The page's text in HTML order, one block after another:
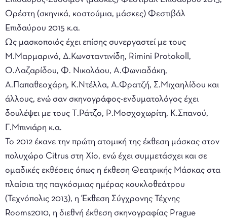
Ορέστη (σκηνικά, κοστούμια, μάσκες) Φεστιβάλ
Επιδαύρου 2015 κ.α.
Ως μασκοποιός έχει επίσης συνεργαστεί με τους
Μ.Μαρμαρινό, Δ.Κωνσταντινίδη, Rimini Protokoll,
Ο.Λαζαρίδου, Φ. Νικολάου, Α.Φωνιαδάκη,
Α.Παπαθεοχάρη, Κ.Ντέλλα, Α.Φρατζή, Σ.Μιχαηλίδου και
άλλους, ενώ σαν σκηνογράφος-ενδυματολόγος έχει
δουλέψει με τους Τ.Ράτζο, Ρ.Μοσχοχωρίτη, Κ.Σπανού,
Γ.Μπινιάρη κ.α.
Το 2012 έκανε την πρώτη ατομική της έκθεση μάσκας στον
πολυχώρο Citrus στη Χίο, ενώ έχει συμμετάσχει και σε
ομαδικές εκθέσεις όπως η έκθεση Θεατρικής Μάσκας στα
πλαίσια της παγκόσμιας ημέρας κουκλοθεάτρου
(Τεχνόπολις 2013), η Έκθεση Σύγχρονης Τέχνης
Rooms2010, η διεθνή έκθεση σκηνογραφίας Prague